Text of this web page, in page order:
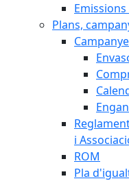
Plans,
i
ROM
Pla